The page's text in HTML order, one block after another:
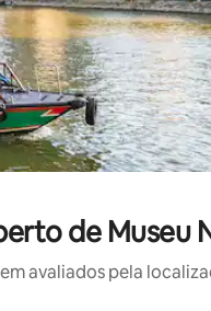
de Museu
avaliados pela